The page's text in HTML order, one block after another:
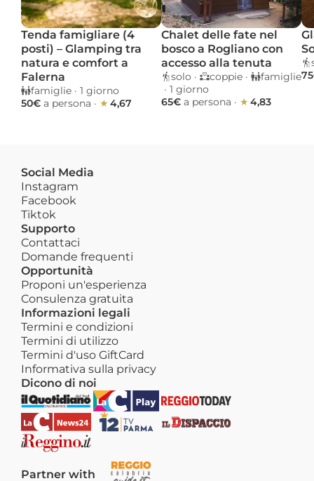
Tenda famigliare (4
posti) – Glamping tra
natura e comfort a
Falerna
famiglie · 1 giorno
50€ a persona · ★ 4,67
Chalet delle fate nel
bosco a Rogliano con
accesso alla tenuta
solo · coppie ·
famiglie
· 1 giorno
65€ a persona · ★ 4,83
Social Media
Instagram
Facebook
Tiktok
Supporto
Contattaci
Domande frequenti
Opportunità
Proponi un'esperienza
Consulenza gratuita
Informazioni legali
Termini e condizioni
Termini di utilizzo
Termini d'uso GiftCard
Informativa sulla privacy
Dicono di noi
Partner with